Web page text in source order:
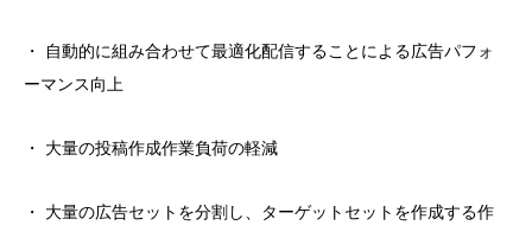
・ 自動的に組み合わせて最適化配信することによる広告パフォ
ーマンス向上
・ 大量の投稿作成作業負荷の軽減
・ 大量の広告セットを分割し、ターゲットセットを作成する作